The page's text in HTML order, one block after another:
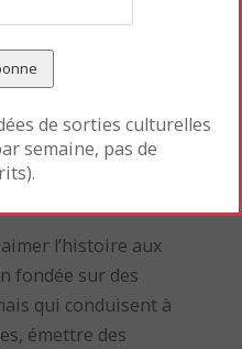
pas intervenir dans la
aujourd’hui on
comme un vieillard
des tribus
l’histoire aux
fondée sur des
qui conduisent à
émettre des
de sorties culturelles
semaine, pas de